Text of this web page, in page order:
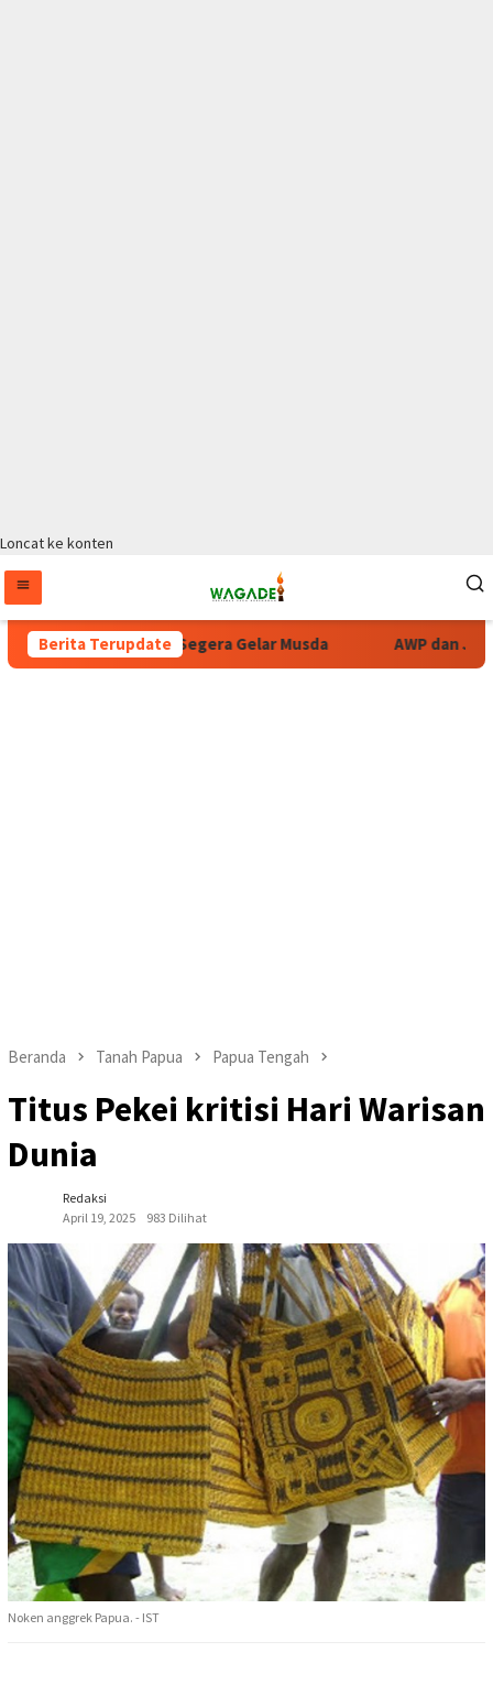
Loncat ke konten
Berita Terupdate
Tengah Segera Gelar Musda AWP dan Jubi
Beranda Tanah Papua Papua Tengah
Titus Pekei kritisi Hari Warisan
Dunia
Redaksi
April 19, 2025
983 Dilihat
Noken anggrek Papua. - IST